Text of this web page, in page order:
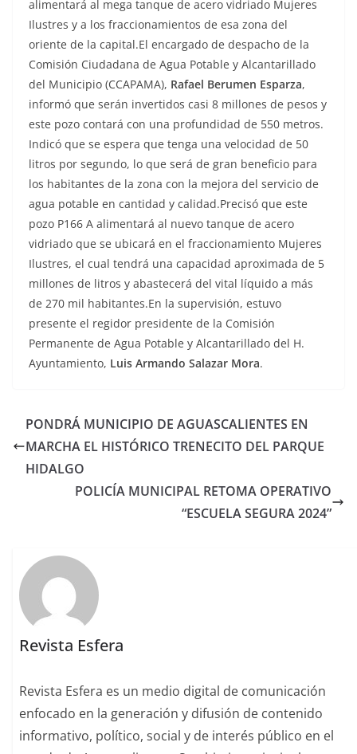
alimentará al mega tanque de acero vidriado Mujeres
Ilustres y a los fraccionamientos de esa zona del
oriente de la capital.El encargado de despacho de la
Comisión Ciudadana de Agua Potable y Alcantarillado
del Municipio (CCAPAMA), Rafael Berumen Esparza,
informó que serán invertidos casi 8 millones de pesos y
este pozo contará con una profundidad de 550 metros.
Indicó que se espera que tenga una velocidad de 50
litros por segundo, lo que será de gran beneficio para
los habitantes de la zona con la mejora del servicio de
agua potable en cantidad y calidad.Precisó que este
pozo P166 A alimentará al nuevo tanque de acero
vidriado que se ubicará en el fraccionamiento Mujeres
Ilustres, el cual tendrá una capacidad aproximada de 5
millones de litros y abastecerá del vital líquido a más
de 270 mil habitantes.En la supervisión, estuvo
presente el regidor presidente de la Comisión
Permanente de Agua Potable y Alcantarillado del H.
Ayuntamiento, Luis Armando Salazar Mora.
PONDRÁ MUNICIPIO DE AGUASCALIENTES EN
MARCHA EL HISTÓRICO TRENECITO DEL PARQUE
HIDALGO
POLICÍA MUNICIPAL RETOMA OPERATIVO
“ESCUELA SEGURA 2024”
Revista Esfera
Revista Esfera es un medio digital de comunicación
enfocado en la generación y difusión de contenido
informativo, político, social y de interés público en el